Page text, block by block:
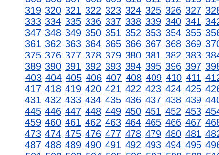
319 320 321 322 323 324 325 326 327
333 334 335 336 337 338 339 340 341
347 348 349 350 351 352 353 354 355
361 362 363 364 365 366 367 368 369
375 376 377 378 379 380 381 382 383
389 390 391 392 393 394 395 396 397
403 404 405 406 407 408 409 410 411
417 418 419 420 421 422 423 424 425
431 432 433 434 435 436 437 438 439
445 446 447 448 449 450 451 452 453
459 460 461 462 463 464 465 466 467
473 474 475 476 477 478 479 480 481
487 488 489 490 491 492 493 494 495